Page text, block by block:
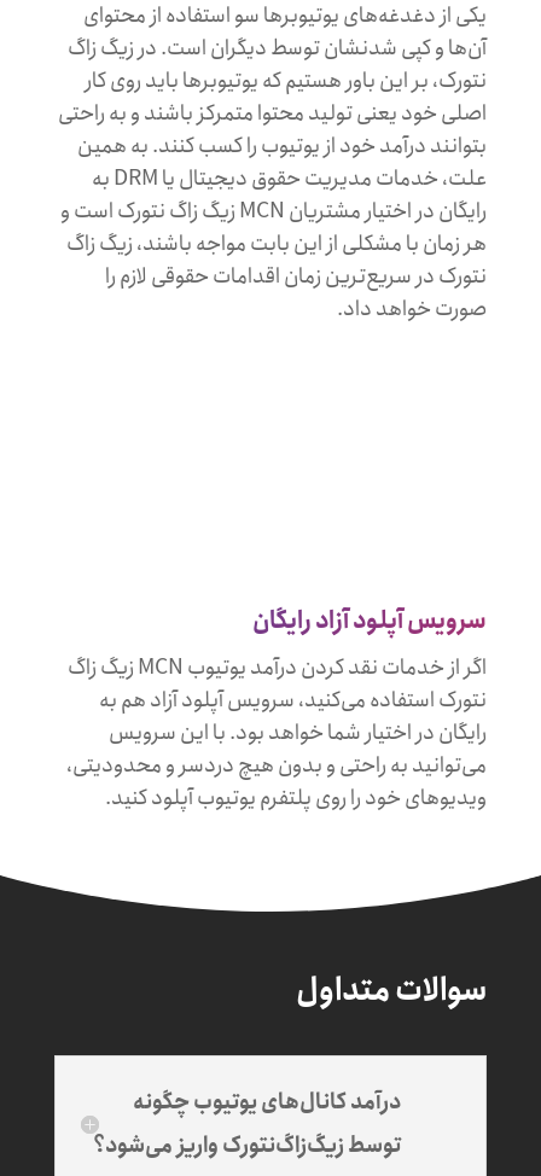
یکی از دغدغه‌‌های یوتیوبرها سو استفاده از محتوای
آن‌ها و کپی شدنشان توسط دیگران است. در زیگ زاگ
نتورک، بر این باور هستیم که یوتیوبرها باید روی کار
اصلی خود یعنی تولید محتوا متمرکز باشند و به راحتی
بتوانند درآمد خود از یوتیوب را کسب کنند. به همین
علت، خدمات مدیریت حقوق دیجیتال یا DRM به
رایگان در اختیار مشتریان MCN زیگ زاگ نتورک است و
هر زمان با مشکلی از این بابت مواجه باشند، زیگ زاگ
نتورک در سریع‌ترین زمان اقدامات حقوقی لازم را
صورت خواهد داد.
سرویس آپلود آزاد رایگان
اگر از خدمات نقد کردن درآمد یوتیوب MCN زیگ زاگ
نتورک استفاده می‌کنید، سرویس آپلود آزاد هم به
رایگان در اختیار شما خواهد بود. با این سرویس
می‌توانید به راحتی و بدون هیچ دردسر و محدودیتی،
ویدیوهای خود را روی پلتفرم یوتیوب آپلود کنید.
سوالات متداول
درآمد کانال‌های یوتیوب چگونه
توسط زیگ‌زاگ‌نتورک واریز می‌شود؟